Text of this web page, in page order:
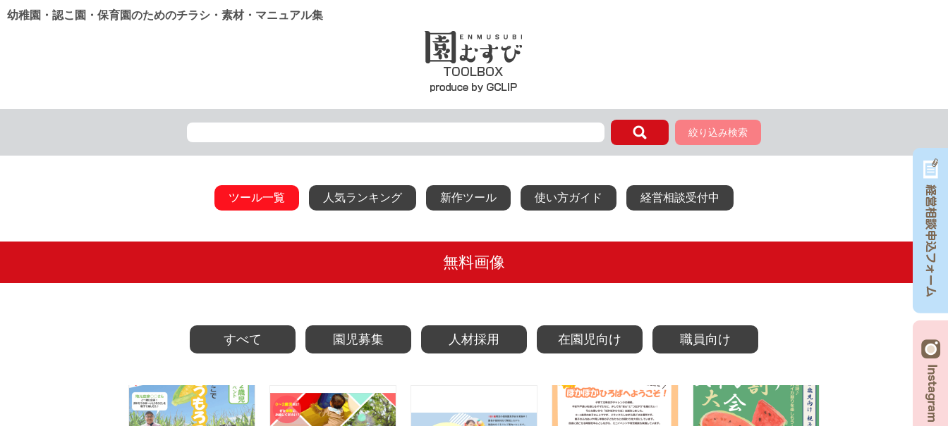
幼稚園・認こ園・保育園のためのチラシ・素材・マニュアル集
絞り込み検索
ツール一覧 人気ランキング 新作ツール 使い方ガイド 経営相談受付中
無料画像
すべて 園児募集 人材採用 在園児向け 職員向け